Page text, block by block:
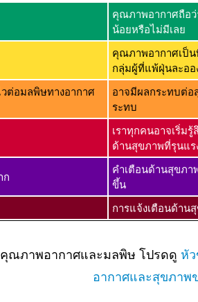
คุณภาพอากาศถือว่
น้อยหรือไม่มีเลย
คุณภาพอากาศเป็น
กลุ่มผู้ที่แพ้ฝุ่นละออ
ต่อมลพิษทางอากาศ
อาจมีผลกระทบต่อ
ระทบ
เราทุกคนอาจเริ่ม
ด้านสุขภาพที่รุนแ
ก
คำเตือนด้านสุขภา
ขึ้น
การแจ้งเตือนด้า
คุณภาพอากาศและมลพิษ โปรดดู หั
อากาศและสุขภา